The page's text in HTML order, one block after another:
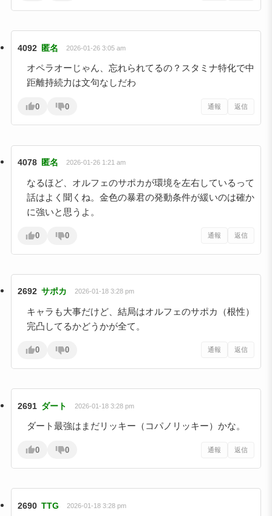
4092 匿名 2026-01-26 3:05 am
オペラオーじゃん、忘れられてるの？スタミナ特化で中
距離持続力は文句なしだわ
0 0 通報 返信
4078 匿名 2026-01-26 1:21 am
なるほど、オルフェのサポカが環境を左右しているって
話はよく聞くね。金色の暴君の発動条件が緩いのは確か
に強いと思うよ。
0 0 通報 返信
2692 サポカ 2026-01-18 3:28 pm
キャラも大事だけど、結局はオルフェのサポカ（根性）
完凸してるかどうかが全て。
0 0 通報 返信
2691 ダート 2026-01-18 3:28 pm
ダート最強はまだリッキー（コパノリッキー）かな。
0 0 通報 返信
2690 TTG 2026-01-18 3:28 pm